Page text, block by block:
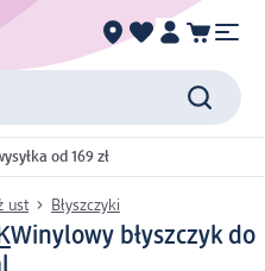
od 169 zł
ust Błyszczyki
Winylowy błyszczyk do